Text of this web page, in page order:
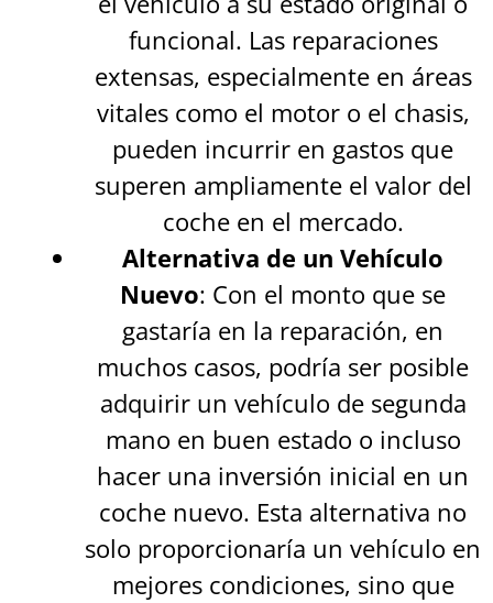
funcional. Las reparaciones
extensas, especialmente en áreas
vitales como el motor o el chasis,
pueden incurrir en gastos que
superen ampliamente el valor del
coche en el mercado.
Alternativa de un Vehículo
Nuevo: Con el monto que se
gastaría en la reparación, en
muchos casos, podría ser posible
adquirir un vehículo de segunda
mano en buen estado o incluso
hacer una inversión inicial en un
coche nuevo. Esta alternativa no
solo proporcionaría un vehículo en
mejores condiciones, sino que